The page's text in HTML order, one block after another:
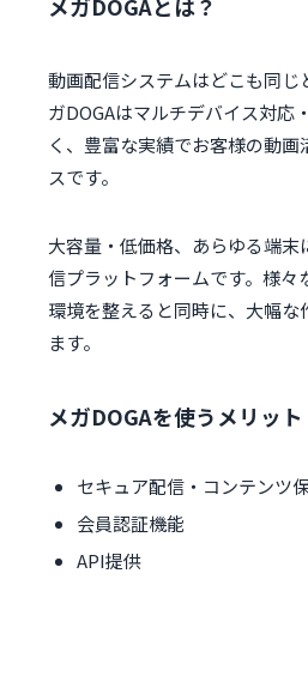
メガDOGAとは？
動画配信システムはどこも同じ
ガDOGAはマルチデバイス対応
く、豊富な実績でお客様の動
スです。
大容量・低価格、あらゆる端
信プラットフォームです。様々
環境を整えると同時に、大幅
ます。
メガDOGAを使うメリット
セキュア配信・コンテンツ
会員認証機能
API提供